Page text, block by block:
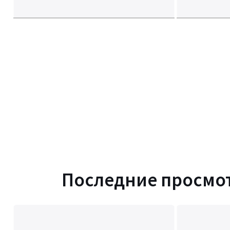
Последние